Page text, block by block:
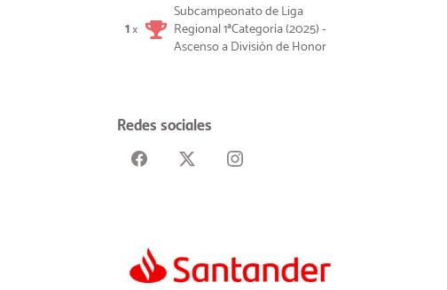
1×
Subcampeonato de Liga
Regional 1ªCategoría (2025) -
Ascenso a División de Honor
Redes sociales